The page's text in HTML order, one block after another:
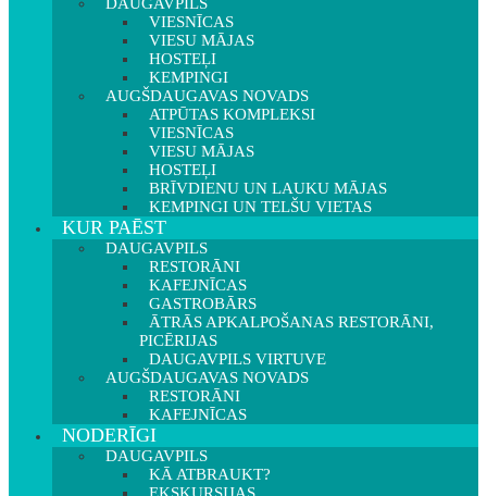
VIESNĪCAS
VIESU MĀJAS
HOSTEĻI
KEMPINGI
AUGŠDAUGAVAS NOVADS
ATPŪTAS KOMPLEKSI
VIESNĪCAS
VIESU MĀJAS
HOSTEĻI
BRĪVDIENU UN LAUKU MĀJAS
KEMPINGI UN TELŠU VIETAS
KUR PAĒST
DAUGAVPILS
RESTORĀNI
KAFEJNĪCAS
GASTROBĀRS
ĀTRĀS APKALPOŠANAS RESTORĀNI,
PICĒRIJAS
DAUGAVPILS VIRTUVE
AUGŠDAUGAVAS NOVADS
RESTORĀNI
KAFEJNĪCAS
NODERĪGI
DAUGAVPILS
KĀ ATBRAUKT?